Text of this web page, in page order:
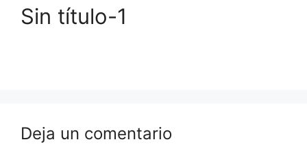
Sin título-1
Deja un comentario